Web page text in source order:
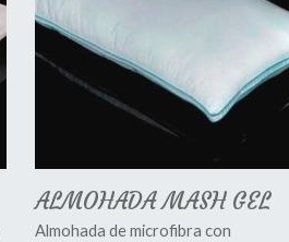
ALMOHADA MASH GEL
Almohada de microfibra con